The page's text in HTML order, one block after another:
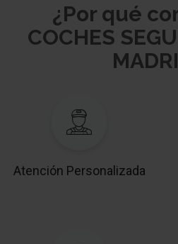
¿Por qué
COCHES
Atención Personalizada